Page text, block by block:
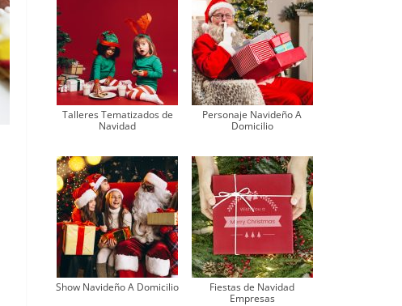
Talleres Tematizados de
Navidad
Personaje Navideño A
Domicilio
Show Navideño A Domicilio
Fiestas de Navidad
Empresas